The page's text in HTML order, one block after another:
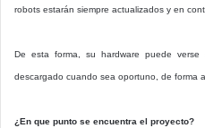
robots estarán siempre actualizados y en
De esta forma, su hardware puede verse
descargado cuando sea oportuno, de forma
¿En que punto se encuentra el proyecto?